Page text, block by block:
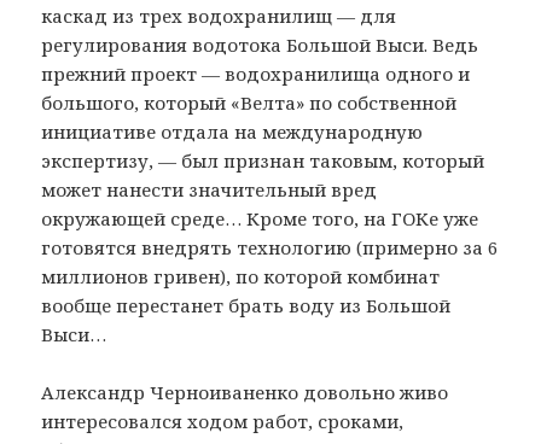
каскад из трех водохранилищ — для
регулирования водотока Большой Выси. Ведь
прежний проект — водохранилища одного и
большого, который «Велта» по собственной
инициативе отдала на международную
экспертизу, — был признан таковым, который
может нанести значительный вред
окружающей среде… Кроме того, на ГОКе уже
готовятся внедрять технологию (примерно за 6
миллионов гривен), по которой комбинат
вообще перестанет брать воду из Большой
Выси…
Александр Черноиваненко довольно живо
интересовался ходом работ, сроками,